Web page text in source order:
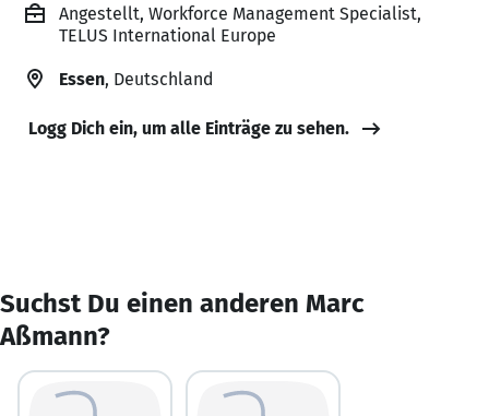
Angestellt, Workforce Management Specialist,
TELUS International Europe
Essen, Deutschland
Logg Dich ein, um alle Einträge zu sehen.
Suchst Du einen anderen Marc
Aßmann?